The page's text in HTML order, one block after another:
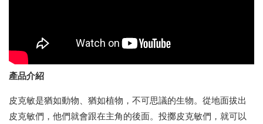
產品介紹
皮克敏是猶如動物、猶如植物，不可思議的生物。從地面拔出
皮克敏們，他們就會跟在主角的後面。投擲皮克敏們，就可以